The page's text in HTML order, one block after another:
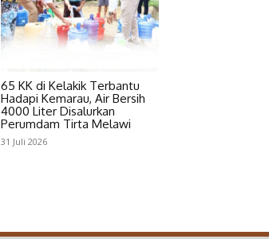
65 KK di Kelakik Terbantu
Hadapi Kemarau, Air Bersih
4000 Liter Disalurkan
Perumdam Tirta Melawi
31 Juli 2026